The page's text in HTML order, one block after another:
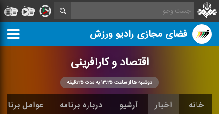
فضای مجازی رادیو ورزش
اقتصاد و كارآفرینی
دوشنبه ها از ساعت ۱۳:۳۵ به مدت ۲۵دقیقه
خانه اخبار آرشیو درباره برنامه عوامل برنامه